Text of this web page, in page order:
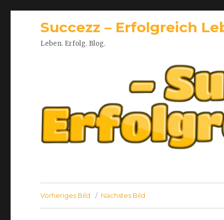
Succezz – Erfolgreich
Leben. Erfolg. Blog.
Vorheriges Bild Nächstes Bild